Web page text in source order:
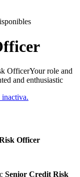
OfficerYour role and
and enthusiastic
inactiva.
Officer
Senior Credit Risk